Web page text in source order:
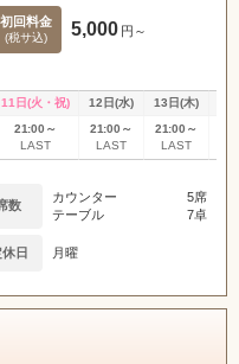
初回料金
(税サ込) 5,000 円～
11日(火・祝) 12日(水) 13日(木)
21:00～
LAST
21:00～
LAST
21:00～
LAST
数
カウンター
5席
テーブル
7卓
休日 月曜